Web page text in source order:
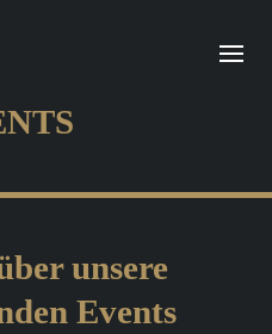
unsere
Events